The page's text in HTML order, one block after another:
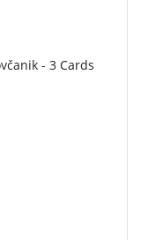
- 3 Cards